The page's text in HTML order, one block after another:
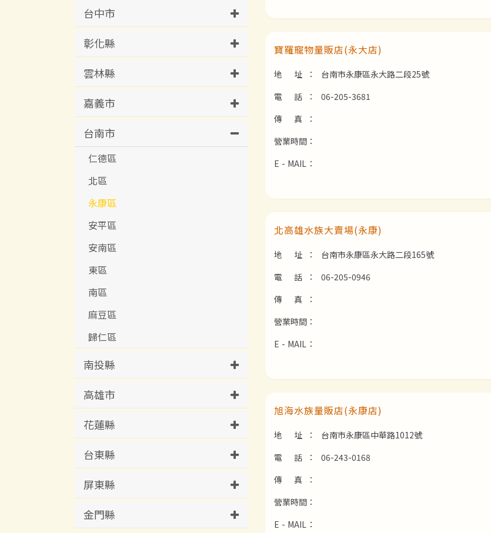
台中市
彰化縣
雲林縣
嘉義市
台南市
仁德區
北區
永康區
安平區
安南區
東區
南區
麻豆區
歸仁區
南投縣
高雄市
花蓮縣
台東縣
屏東縣
金門縣
寶羅寵物量販店(永大店)
地 址：
台南市永康區永大路二段25號
電 話：
06-205-3681
傳 真：
營業時間：
E - MAIL：
北高雄水族大賣場(永康)
地 址：
台南市永康區永大路二段165號
電 話：
06-205-0946
傳 真：
營業時間：
E - MAIL：
旭海水族量販店(永康店)
地 址：
台南市永康區中華路1012號
電 話：
06-243-0168
傳 真：
營業時間：
E - MAIL：